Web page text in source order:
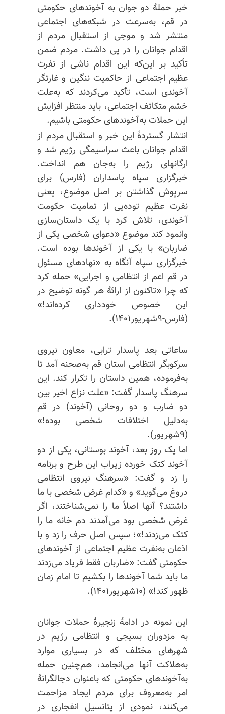
خبر حملهٔ دو جوان به آخوندهای حکومتی
در قم، به‌سرعت در شبکه‌های اجتماعی
منتشر شد و موجی از استقبال مردم از
اقدام جوانان را در پی داشت. مردم ضمن
تأکید بر این‌که این اقدام ناشی از نفرت
عظیم اجتماعی از حاکمیت ننگین و غارتگر
آخوندی است، تأکید می‌کردند که به‌علت
خشم متکاثف اجتماعی، باید منتظر افزایش
این حملات به‌آخوندهای حکومتی باشیم.
انتشار گستردهٔ این خبر و استقبال مردم از
اقدام جوانان باعث سراسیمگی رژیم شد و
ارگانهای رژیم را به‌جان هم انداخت.
خبرگزاری سپاه پاسداران (فارس) برای
سرپوش گذاشتن بر اصل موضوع، یعنی
نفرت عظیم توده‌یی از تمامیت حکومت
آخوندی، تلاش کرد با یک داستان‌سازی
وانمود کند موضوع «دعوای شخصی یکی از
ضاربان» با یکی از آخوندها بوده است.
خبرگزاری سپاه آنگاه به «نهادهای مسئول
در قم اعم از انتظامی و اجرایی» حمله کرد
که چرا «تاکنون از ارائهٔ هر گونه توضیح در
این خصوص خودداری کرده‌اند!»
(فارس-۹شهریور۱۴۰۱).
ساعاتی بعد پاسدار ترابی، معاون نیروی
سرکوبگر انتظامی استان قم به‌صحنه آمد تا
به‌فرموده، همین داستان را تکرار کند. این
سرهنگ پاسدار گفت: «علت نزاع اخیر بین
دو ضارب و دو روحانی (آخوند) در قم
به‌دلیل اختلافات شخصی بوده!»
(۹شهریور).
اما یک روز بعد، آخوند بوستانی، یکی از دو
آخوند کتک خورده زیراب این طرح و برنامه
را زد و گفت: «سرهنگ نیروی انتظامی
دروغ می‌گوید» و «کدام غرض شخصی با ما
داشتند؟ آنها اصلاً ما را نمی‌شناختند، اگر
غرض شخصی بود می‌آمدند دم خانه ما را
کتک می‌زدند!»؛ سپس اصل حرف را زد و با
اذعان به‌نفرت عظیم اجتماعی از آخوندهای
حکومتی گفت: «ضاربان فقط فریاد می‌زدند
ما باید شما آخوندها را بکشیم تا امام زمان
ظهور کند!» (۱۰شهریور۱۴۰۱).
این نمونه در ادامهٔ زنجیرهٔ حملات جوانان
به مزدوران بسیجی و انتظامی رژیم در
شهرهای مختلف که در بسیاری موارد
به‌هلاکت آنها می‌انجامد، هم‌چنین حمله
به‌آخوندهای حکومتی که با‌عنوان دجالگرانهٔ
امر به‌معروف برای مردم ایجاد مزاحمت
می‌کنند، نمودی از پتانسیل انفجاری در